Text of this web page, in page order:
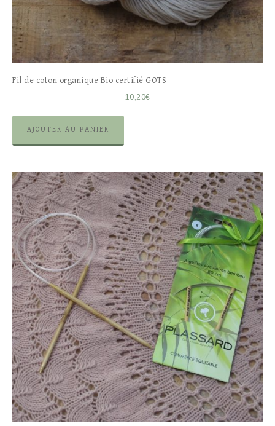
Fil de coton organique Bio certifié GOTS
10,20€
AJOUTER AU PANIER